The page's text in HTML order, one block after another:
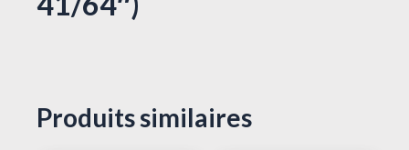
Produits similaires